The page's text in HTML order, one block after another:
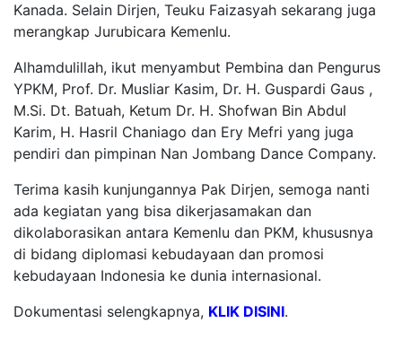
Kanada. Selain Dirjen, Teuku Faizasyah sekarang juga
merangkap Jurubicara Kemenlu.
Alhamdulillah, ikut menyambut Pembina dan Pengurus
YPKM, Prof. Dr. Musliar Kasim, Dr. H. Guspardi Gaus ,
M.Si. Dt. Batuah, Ketum Dr. H. Shofwan Bin Abdul
Karim, H. Hasril Chaniago dan Ery Mefri yang juga
pendiri dan pimpinan Nan Jombang Dance Company.
Terima kasih kunjungannya Pak Dirjen, semoga nanti
ada kegiatan yang bisa dikerjasamakan dan
dikolaborasikan antara Kemenlu dan PKM, khususnya
di bidang diplomasi kebudayaan dan promosi
kebudayaan Indonesia ke dunia internasional.
Dokumentasi selengkapnya, KLIK DISINI.